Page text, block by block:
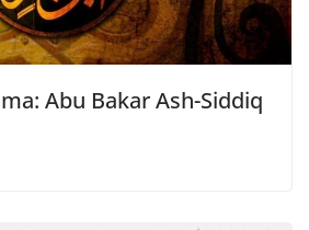
Abu Bakar Ash-Siddiq